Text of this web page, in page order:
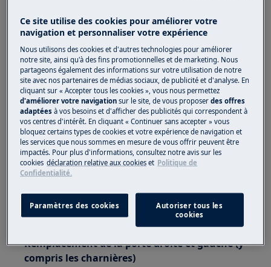
Solution
Avant toute opération de maintenance, éteignez
l'appareil et débranchez la fiche secteur de la prise.
Faites toujours attention lorsque vous déplacez des
appareils, pour les appareils lourds, il faut deux
personnes pour le déplacer.
Utilisez toujours des gants de sécurité et des
chaussures fermées.
Veuillez noter que l'auto-réparation ou la réparation
non professionnelle peut avoir des conséquences sur
la sécurité si elle n'est pas effectuée correctement
Remplacement de la porte droite et gauche (y
compris les charnières)
Ce site utilise des cookies pour améliorer votre
navigation et personnaliser votre expérience
Nous utilisons des cookies et d'autres technologies pour améliorer
notre site, ainsi qu'à des fins promotionnelles et de marketing. Nous
partageons également des informations sur votre utilisation de notre
site avec nos partenaires de médias sociaux, de publicité et d'analyse. En
cliquant sur « Accepter tous les cookies », vous nous permettez
d'améliorer votre navigation sur le site, de vous proposerdes offres
adaptées à vos besoins et d'afficher des publicités qui correspondent à
vos centres d'intérêt. En cliquant « Continuer sans accepter » vous
bloquez certains types de cookies et votre expérience de navigation et
les services que nous sommes en mesure de vous offrir peuvent être
impactés. Pour plus d'informations, consultez notre avis sur les
cookies déclaration relative aux cookies et Politique de
Confidentialité.
Paramètres des cookies
Autoriser tous les
cookies